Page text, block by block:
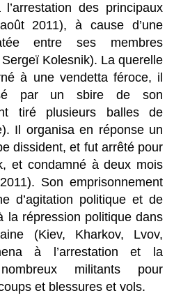
des principaux
2011), à cause d’une
entre ses membres
Kolesnik). La querelle
à une vendetta féroce, il
par un sbire de son
tiré plusieurs balles de
Il organisa en réponse un
dissident, et fut arrêté pour
et condamné à deux mois
Son emprisonnement
d’agitation politique et de
la répression politique dans
(Kiev, Kharkov, Lvov,
à l’arrestation et la
militants pour
et blessures et vols.